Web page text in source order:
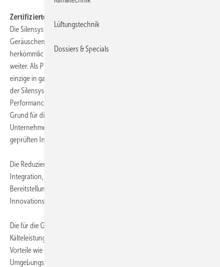
Zertifizierte Leistung = Verkaufte Leistung
Die Silensys® Reihe (2. Generation) ermöglicht eine Reduzierung der
Geräuschemissionen um 7 bis 12 Dezibel verglichen mit einem
herkömmlichen Verflüssigungssatz. Und Tecumseh geht sogar noch
weiter. Als Pionier der „stillen Kälte“ ist das Unternehmen heute das
einzige in ganz Europa, das die Geräuschemissionen von 18 Modellen
der Silensys® Reihe durch Afnor gemäß der französischen Norm „NF
Performances Acoustiques“ zertifizieren lässt.
Grund für diese einzigartige Vorgehensweise: Der erklärte Wille des
Unternehmens, Kunden und Betreiber mit verlässlichen und
geprüften Informationen zu versorgen.
Die Reduzierung der Geräuschemissionen ist neben technologischer
Integration, Energieeffizienz, ökologischer Verträglichkeit und der
Bereitstellung vormontierter Produkte eine der 5 wichtigsten
Innovationsachsen des Unternehmens in den nächsten Jahren.
Die für die Gewerbekälte entwickelte Silensys® Reihe gibt es mit
Kälteleistungen von 700 bis 33.800 W. Sie bietet zahlreiche weitere
Vorteile wie z.B.: leistungsstärkere Modelle, auch bei hohen
Umgebungstemperaturen (43°C) und optimierten Energieverbrauch.
Lüftungstechnik
Dossiers & Specials